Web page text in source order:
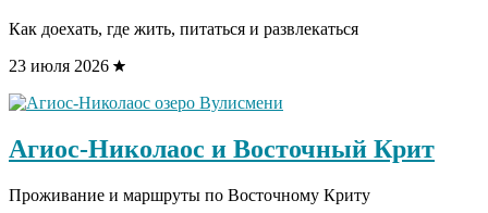
Как доехать, где жить, питаться и развлекаться
23 июля 2026
Агиос-Николаос и Восточный Крит
Проживание и маршруты по Восточному Криту